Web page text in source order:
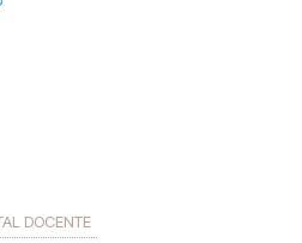
DOCENTE